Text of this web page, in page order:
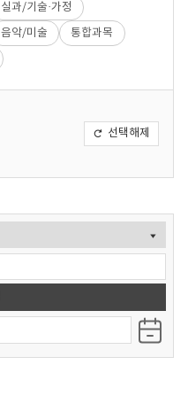
실과/기술·가정
음악/미술
통합과목
선택해제